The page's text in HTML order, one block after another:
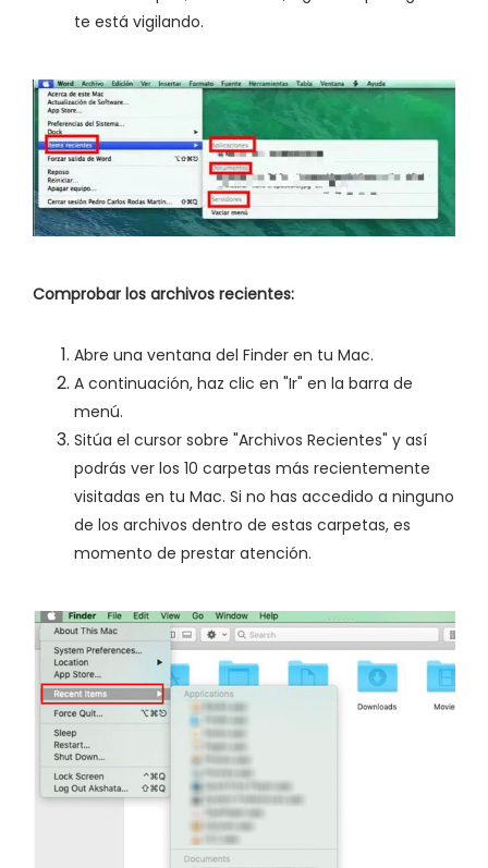
te está vigilando.
Comprobar los archivos recientes:
Abre una ventana del Finder en tu Mac.
A continuación, haz clic en "Ir" en la barra de
menú.
Sitúa el cursor sobre "Archivos Recientes" y así
podrás ver los 10 carpetas más recientemente
visitadas en tu Mac. Si no has accedido a ninguno
de los archivos dentro de estas carpetas, es
momento de prestar atención.